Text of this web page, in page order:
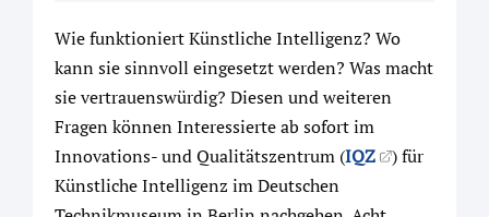
Wie funktioniert Künstliche Intelligenz? Wo
kann sie sinnvoll eingesetzt werden? Was macht
sie vertrauenswürdig? Diesen und weiteren
Fragen können Interessierte ab sofort im
Innovations- und Qualitätszentrum (IQZ
) für
Künstliche Intelligenz im Deutschen